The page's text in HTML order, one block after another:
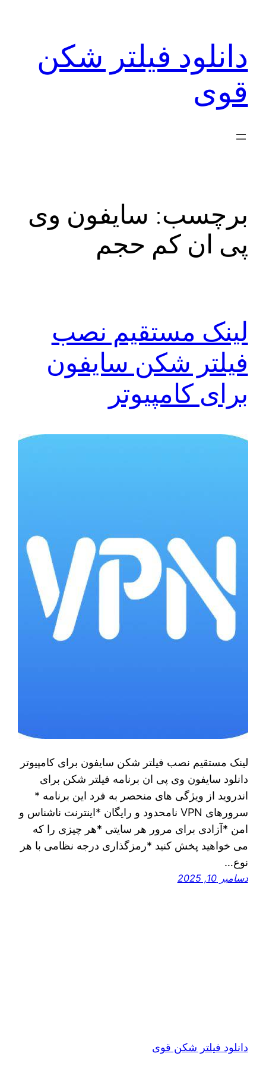
دانلود فیلتر شکن
قوی
برچسب: سایفون وی
پی ان کم حجم
لینک مستقیم نصب
فیلتر شکن سایفون
برای کامپیوتر
لینک مستقیم نصب فیلتر شکن سایفون برای کامپیوتر
دانلود سایفون وی پی ان برنامه فیلتر شکن برای
اندروید از ویژگی های منحصر به فرد این برنامه *
سرورهای VPN نامحدود و رایگان *اینترنت ناشناس و
امن *آزادی برای مرور هر سایتی *هر چیزی را که
می خواهید پخش کنید *رمزگذاری درجه نظامی با هر
نوع…
دسامبر 10, 2025
دانلود فیلتر شکن قوی